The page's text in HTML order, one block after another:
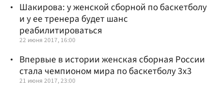
Шакирова: у женской сборной по баскетболу
и у ее тренера будет шанс
реабилитироваться
22 июня 2017, 16:00
Впервые в истории женская сборная России
стала чемпионом мира по баскетболу 3х3
21 июня 2017, 23:00